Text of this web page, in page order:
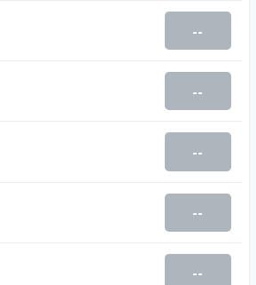
--
--
--
--
--